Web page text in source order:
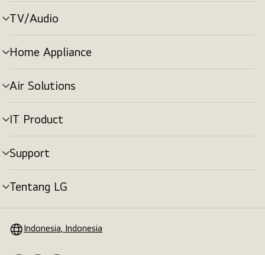
TV/Audio
tombol
menu
Home Appliance
tombol
menu
Air Solutions
tombol
menu
IT Product
tombol
menu
Support
tombol
menu
Tentang LG
tombol
Indonesia, Indonesia